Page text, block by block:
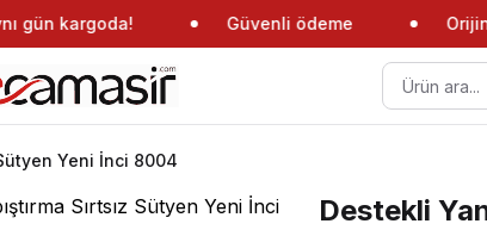
gün kargoda! Güvenli ödeme
Yeni İnci 8004
Destekli